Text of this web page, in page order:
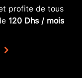
profite de tous
120 Dhs / mois